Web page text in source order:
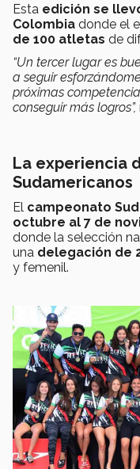
Esta edición se
Colombia donde el
de 100 atletas de
“Un tercer lugar es
a seguir
próximas
conseguir más logros”,
La experiencia
Sudamericanos
El campeonato
octubre al 7 de
donde la selección
una delegación de
y femenil.